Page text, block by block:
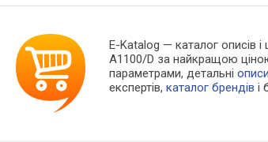
E-Katalog — каталог описів
A1100/D за найкращою
параметрами, детальні
експертів,каталог брендів і